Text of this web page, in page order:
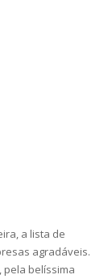
a lista de
agradáveis.
pela belíssima